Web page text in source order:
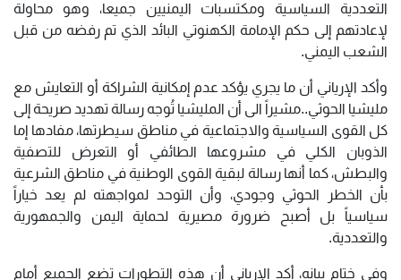
التعددية السياسية ومكتسبات اليمنيين جميعا، وهو محاولة
لإعادتهم إلى حكم الإمامة الكهنوتي البائد الذي تم رفضه من قبل
الشعب اليمني.
وأكد الإرياني أن ما يجري يؤكد عدم إمكانية الشراكة أو التعايش مع
مليشيا الحوثي..مشيراً الى أن المليشيا تُوجه رسالة تهديد صريحة إلى
كل القوى السياسية والاجتماعية في مناطق سيطرتها، مفادها إما
الذوبان الكلي في مشروعها الطائفي أو التعرض للتصفية
والبطش، كما أنها رسالة لبقية القوى الوطنية في مناطق الشرعية
بأن الخطر الحوثي وجودي، وأن التوحد لمواجهته لم يعد خياراً
سياسياً بل أصبح ضرورة مصيرية لحماية اليمن والجمهورية
والتعددية.
وفي ختام بيانه، أكد الإرياني أن هذه التطورات تضع الجميع أمام